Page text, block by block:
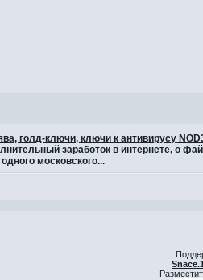
голд-ключи, ключи к антивирусу
заработок в интернете, о
московского...